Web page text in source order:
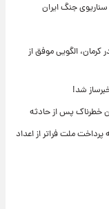
سناریوی جنگ ایران
الگویی موفق از
شد!
خطرناک پس از حادثه
ملت فراتر از اعداد